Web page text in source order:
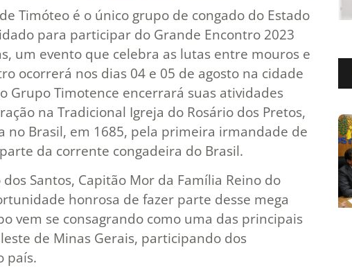
Timóteo é o único grupo de congado do Estado
para participar do Grande Encontro 2023
um evento que celebra as lutas entre mouros e
ocorrerá nos dias 04 e 05 de agosto na cidade
Grupo Timotence encerrará suas atividades
na Tradicional Igreja do Rosário dos Pretos,
no Brasil, em 1685, pela primeira irmandade de
da corrente congadeira do Brasil.
Santos, Capitão Mor da Família Reino do
honrosa de fazer parte desse mega
vem se consagrando como uma das principais
de Minas Gerais, participando dos
país.